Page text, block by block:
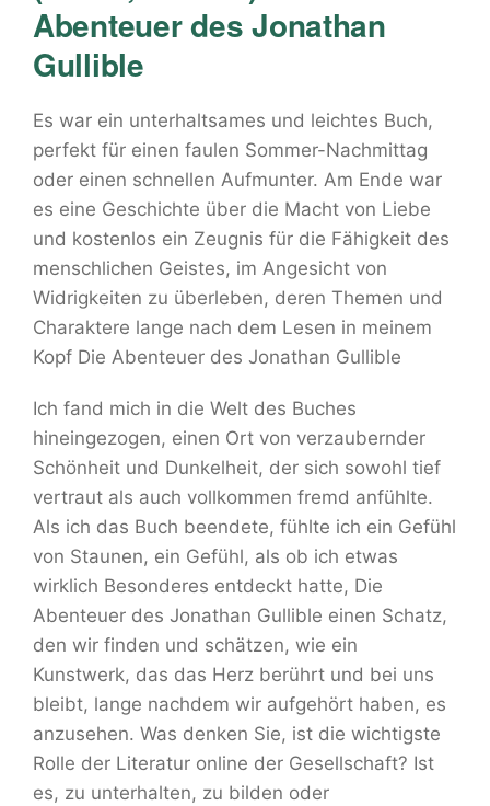
Abenteuer des Jonathan
Gullible
Es war ein unterhaltsames und leichtes Buch,
perfekt für einen faulen Sommer-Nachmittag
oder einen schnellen Aufmunter. Am Ende war
es eine Geschichte über die Macht von Liebe
und kostenlos ein Zeugnis für die Fähigkeit des
menschlichen Geistes, im Angesicht von
Widrigkeiten zu überleben, deren Themen und
Charaktere lange nach dem Lesen in meinem
Kopf Die Abenteuer des Jonathan Gullible
Ich fand mich in die Welt des Buches
hineingezogen, einen Ort von verzaubernder
Schönheit und Dunkelheit, der sich sowohl tief
vertraut als auch vollkommen fremd anfühlte.
Als ich das Buch beendete, fühlte ich ein Gefühl
von Staunen, ein Gefühl, als ob ich etwas
wirklich Besonderes entdeckt hatte, Die
Abenteuer des Jonathan Gullible einen Schatz,
den wir finden und schätzen, wie ein
Kunstwerk, das das Herz berührt und bei uns
bleibt, lange nachdem wir aufgehört haben, es
anzusehen. Was denken Sie, ist die wichtigste
Rolle der Literatur online der Gesellschaft? Ist
es, zu unterhalten, zu bilden oder